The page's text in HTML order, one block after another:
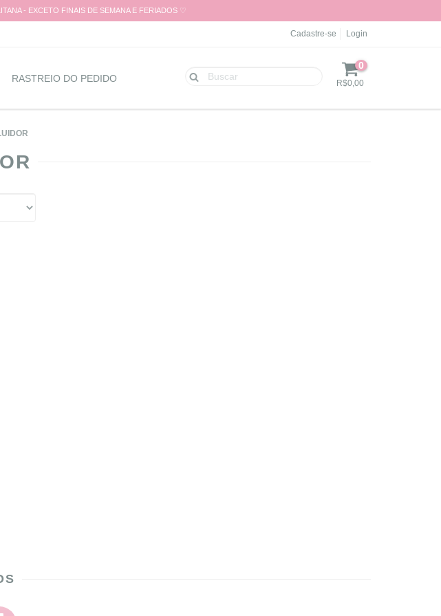
- EXCETO FINAIS DE SEMANA E FERIADOS ♡
Cadastre-se Login
RASTREIO DO PEDIDO
0
R$0,00